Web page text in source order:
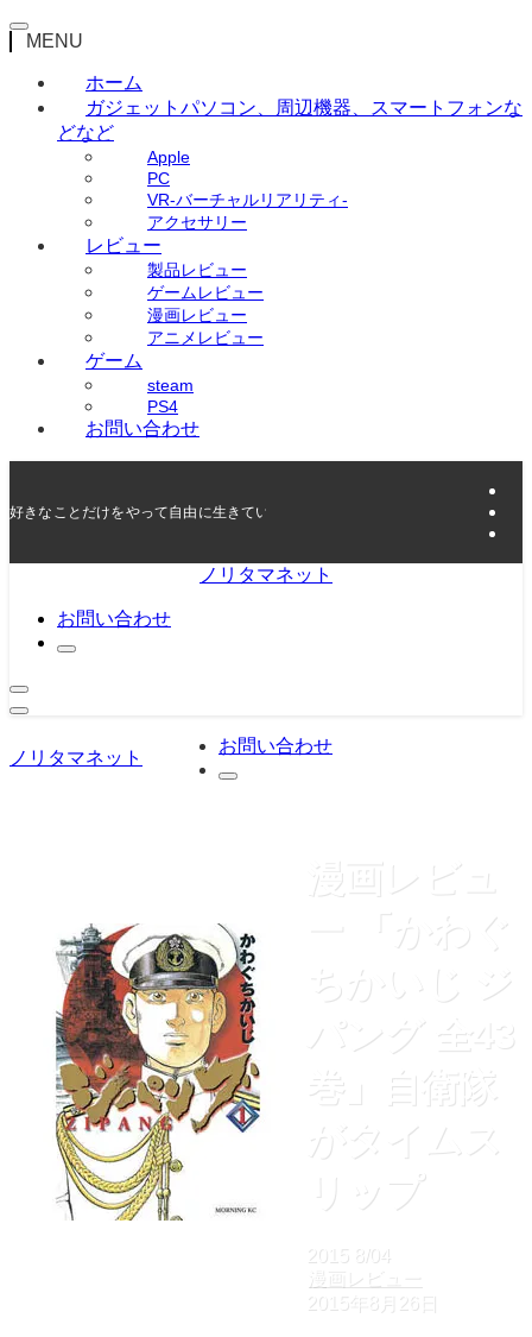
MENU
ホーム
ガジェット パソコン、周辺機器、スマートフォンな
どなど
Apple
PC
VR-バーチャルリアリティ-
アクセサリー
レビュー
製品レビュー
ゲームレビュー
漫画レビュー
アニメレビュー
ゲーム
steam
PS4
お問い合わせ
好きなことだけをやって自由に生きていく
ノリタマネット
お問い合わせ
ノリタマネット
お問い合わせ
漫画レビュ
ー 「かわぐ
ちかいじ ジ
パング 全43
巻」自衛隊
がタイムス
リップ
2015 8/04
漫画レビュー
2015年8月26日